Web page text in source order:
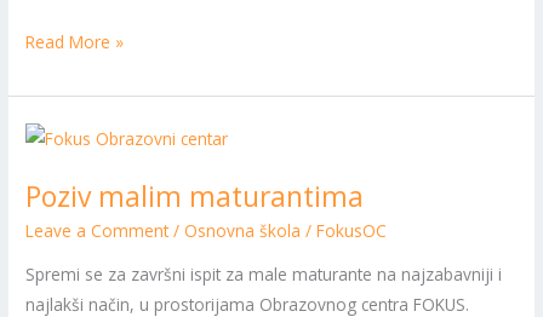
Read More »
Poziv malim maturantima
Leave a Comment /Osnovna škola /FokusOC
Spremi se za završni ispit za male maturante na najzabavniji i
najlakši način, u prostorijama Obrazovnog centra FOKUS.
Poziv
maturantima